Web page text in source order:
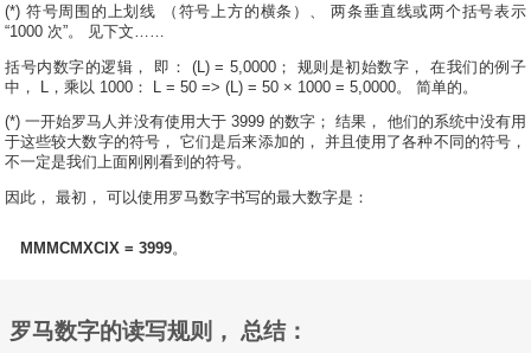
(*) 符号周围的上划线 （符号上方的横条）、 两条垂直线或两个括号表示
“1000 次”。 见下文……
括号内数字的逻辑， 即： (L) = 5,0000； 规则是初始数字， 在我们的例子
中， L，乘以 1000： L = 50 => (L) = 50 × 1000 = 5,0000。 简单的。
(*) 一开始罗马人并没有使用大于 3999 的数字； 结果， 他们的系统中没有用
于这些较大数字的符号， 它们是后来添加的， 并且使用了各种不同的符号，
不一定是我们上面刚刚看到的符号。
因此， 最初， 可以使用罗马数字书写的最大数字是：
MMMCMXCIX = 3999。
罗马数字的读写规则， 总结：